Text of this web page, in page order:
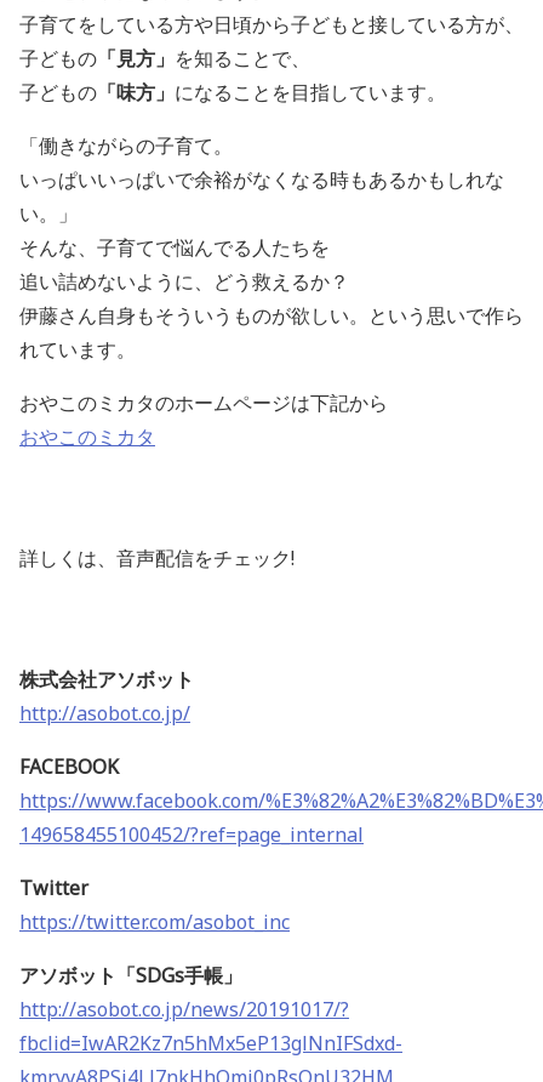
子育てをしている方や日頃から子どもと接している方が、
子どもの 「見方」 を知ることで、
子どもの 「味方」 になることを目指しています。
「働きながらの子育て。
いっぱいいっぱいで余裕がなくなる時もあるかもしれな
い。」
そんな、子育てで悩んでる人たちを
追い詰めないように、どう救えるか？
伊藤さん自身もそういうものが欲しい。という思いで作ら
れています。
おやこのミカタのホームページは下記から
おやこのミカタ
詳しくは、音声配信をチェック!
株式会社アソボット
http://asobot.co.jp/
FACEBOOK
https://www.facebook.com/
149658455100452/?ref=page_internal
Twitter
https://twitter.com/asobot_inc
アソボット「SDGs手帳」
http://asobot.co.jp/news/20191017/?
fbclid=IwAR2Kz7n5hMx5eP13glNnIFSdxd-